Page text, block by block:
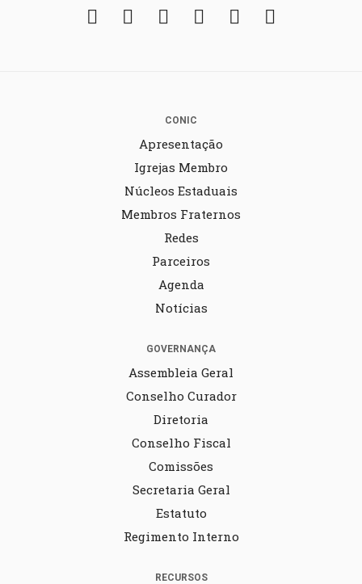
FacebookTwitter Instagram
YouTubeFickr
CONIC
Apresentação
Igrejas Membro
Núcleos Estaduais
Membros Fraternos
Redes
Parceiros
Agenda
Notícias
GOVERNANÇA
Assembleia Geral
Conselho Curador
Diretoria
Conselho Fiscal
Comissões
Secretaria Geral
Estatuto
Regimento Interno
RECURSOS